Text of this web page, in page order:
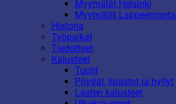
Myymälät Helsinki
Myymälät Lappeenranta
Historia
Työpaikat
Tiedotteet
Kalusteet
Tuolit
Pöydät, lipastot ja hyllyt
Lasten kalusteet